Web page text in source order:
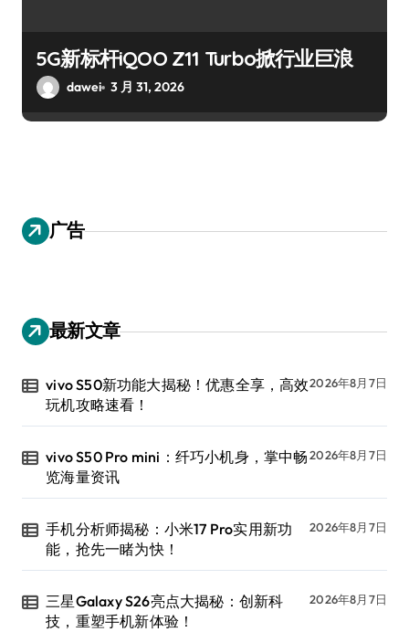
5G新标杆iQOO Z11 Turbo掀行业巨浪
dawei 3 月 31, 2026
广告
最新文章
vivo S50新功能大揭秘！优惠全享，高效
玩机攻略速看！
2026年8月7日
vivo S50 Pro mini：纤巧小机身，掌中畅
览海量资讯
2026年8月7日
手机分析师揭秘：小米17 Pro实用新功
能，抢先一睹为快！
2026年8月7日
三星Galaxy S26亮点大揭秘：创新科
技，重塑手机新体验！
2026年8月7日